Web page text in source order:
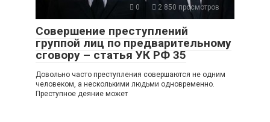
0
2 850 просмотров
Совершение преступлений
группой лиц по предварительному
сговору – статья УК РФ 35
Довольно часто преступления совершаются не одним
человеком, а несколькими людьми одновременно.
Преступное деяние может